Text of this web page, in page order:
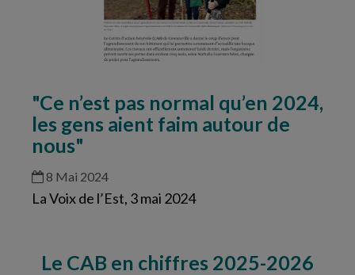
"Ce n’est pas normal qu’en 2024,
les gens aient faim autour de
nous"
8 Mai 2024
La Voix de l’Est, 3 mai 2024
Le CAB en chiffres 2025-2026